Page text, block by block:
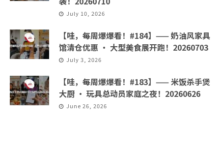
July 10, 2026
【哇，每周爆爆看！#184】—— 奶油风家具
馆清仓优惠 · 大型美食展开跑！20260703
July 3, 2026
【哇，每周爆爆看！#183】—— 米饭杀手煲
大厨 · 玩具总动员家庭之夜！20260626
June 26, 2026